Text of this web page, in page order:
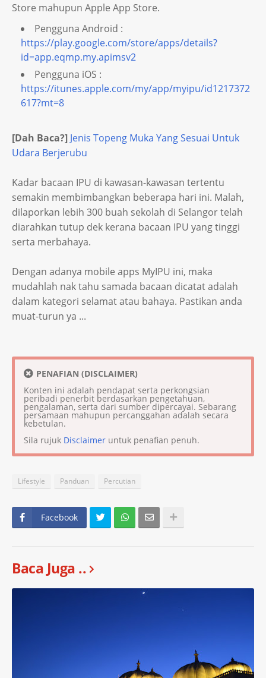
Store mahupun Apple App Store.
Pengguna Android :
https://play.google.com/store/apps/details?
id=app.eqmp.my.apimsv2
Pengguna iOS :
https://itunes.apple.com/my/app/myipu/id1217372
617?mt=8
[Dah Baca?] Jenis Topeng Muka Yang Sesuai Untuk
Udara Berjerubu
Kadar bacaan IPU di kawasan-kawasan tertentu
semakin membimbangkan beberapa hari ini. Malah,
dilaporkan lebih 300 buah sekolah di Selangor telah
diarahkan tutup dek kerana bacaan IPU yang tinggi
serta merbahaya.
Dengan adanya mobile apps MyIPU ini, maka
mudahlah nak tahu samada bacaan dicatat adalah
dalam kategori selamat atau bahaya. Pastikan anda
muat-turun ya ...
PENAFIAN (DISCLAIMER)
Konten ini adalah pendapat serta perkongsian
peribadi penerbit berdasarkan pengetahuan,
pengalaman, serta dari sumber dipercayai. Sebarang
persamaan mahupun percanggahan adalah secara
kebetulan.
Sila rujuk Disclaimer untuk penafian penuh.
Lifestyle Panduan Percutian
Facebook
Baca Juga ..